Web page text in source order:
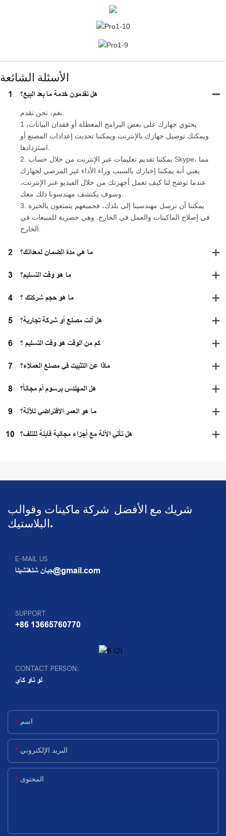
الأسئلة الشائعة
1 هل تقدمون خدمة ما بعد البيع؟
1 يحتوي جهازك على بعض البرامج المعطلة أو فقدان البيانات،
ويمكنك توصيل جهازك بالإنترنت ويمكننا تحديث إعدادات المصنع أو
2. يمكننا تقديم تعليمات عبر الإنترنت من خلال حساب Skype، مما
يعني أنه يمكننا إخبارك بالسبب وراء الأداء غير المرضي لجهازك
عندما توضح لنا كيف تعمل أجهزتك من خلال الفيديو عبر الإنترنت،
3. يمكننا أن نرسل مهندسينا إلى بلدك، فجميعهم يتمتعون بالخبرة
في إصلاح الماكينات والعمل في الخارج. وهي حصرية للمبيعات في
2 ما هي مدة الضمان لمعداتك؟
3 ما هو وقت التسليم؟
4 ما هو حجم شركتك ؟
5 هل أنت مصنع أو شركة تجارية؟
6 كم من الوقت هو وقت التسليم ؟
7 ماذا عن التثبيت في مصنع العملاء؟
8 هل المهندس برسوم أم مجاناً؟
9 ما هو العمر الافتراضي للآلة؟
10 هل تأتي الآلة مع أجزاء مجانية قابلة للتلف؟
شريك مع الأفضل شركة ماكينات وقوالب
البلاستيك.
E-MAIL US
جيان شنغتشينا@gmail.com
SUPPORT
+86 13665760770
CONTACT PERSON:
لو تاو كاي
اسم
البريد الإلكتروني
المحتوى